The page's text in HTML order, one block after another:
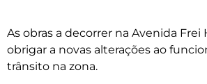
As obras a decorrer na Avenida
obrigar a novas alterações ao
trânsito na zona.